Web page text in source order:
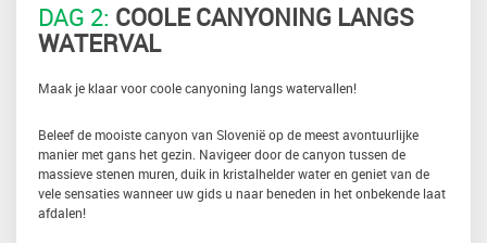
DAG 2: COOLE CANYONING LANGS
WATERVAL
Maak je klaar voor coole canyoning langs watervallen!
Beleef de mooiste canyon van Slovenië op de meest avontuurlijke
manier met gans het gezin. Navigeer door de canyon tussen de
massieve stenen muren, duik in kristalhelder water en geniet van de
vele sensaties wanneer uw gids u naar beneden in het onbekende laat
afdalen!